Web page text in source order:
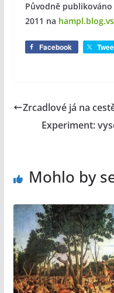
Původně publikováno
2011 na
Facebook
Zrcadlové já na
Experiment:
Mohlo by